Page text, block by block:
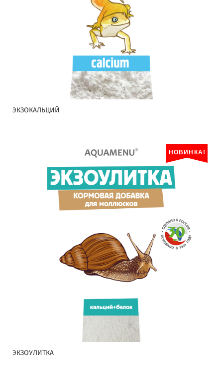
ЭКЗОКАЛЬЦИЙ
НОВИНКА!
ЭКЗОУЛИТКА